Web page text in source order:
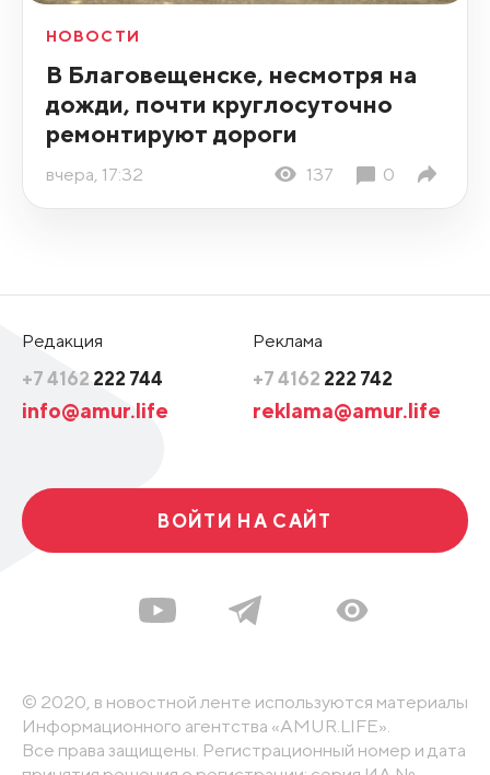
НОВОСТИ
В Благовещенске, несмотря на
дожди, почти круглосуточно
ремонтируют дороги
вчера, 17:32 137 0
Редакция
+7 4162 222 744
info@amur.life
Реклама
+7 4162 222 742
reklama@amur.life
ВОЙТИ НА САЙТ
© 2020, в новостной ленте используются материалы
Информационного агентства «AMUR.LIFE».
Все права защищены. Регистрационный номер и дата